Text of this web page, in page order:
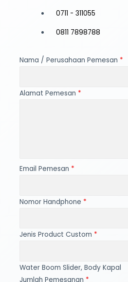
0711 - 311055
0811 7898788
Nama / Perusahaan Pemesan *
Alamat Pemesan *
Email Pemesan *
Nomor Handphone *
Jenis Product Custom *
Water Boom Slider, Body Kapal
Jumlah Pemesanan *